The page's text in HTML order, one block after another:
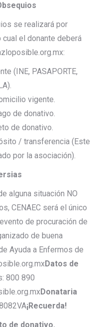
se realizará por
cual el donante deberá
(INE, PASAPORTE,
vigente.
de donativo.
de donativo.
/ transferencia (Este
por la asociación).
alguna situación NO
CENAEC será el único
de procuración de
de buena
Ayuda a Enfermos de
Datos de
800 890
Donataria
¡Recuerda!
de donativo.